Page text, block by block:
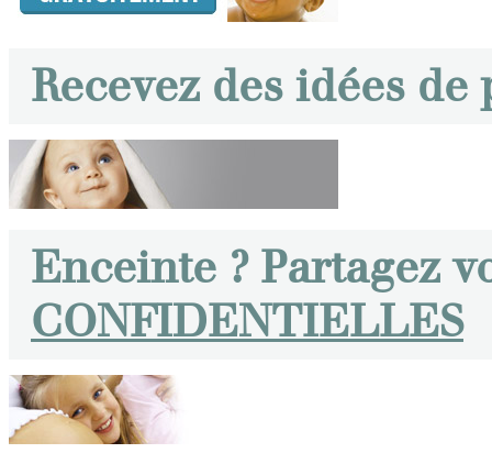
Recevez des idées
Enceinte ? Partagez
CONFIDENTIELLES